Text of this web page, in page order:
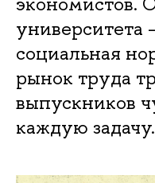
университета
социальная
рынок труда
выпускников
каждую задачу.